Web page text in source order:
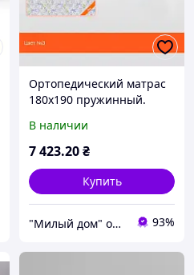
Ортопедический матрас
180х190 пружинный.
кровати Classic Econom
В наличии
7 423.20₴
Купить
"Милый дом" онлайн магазин 93%